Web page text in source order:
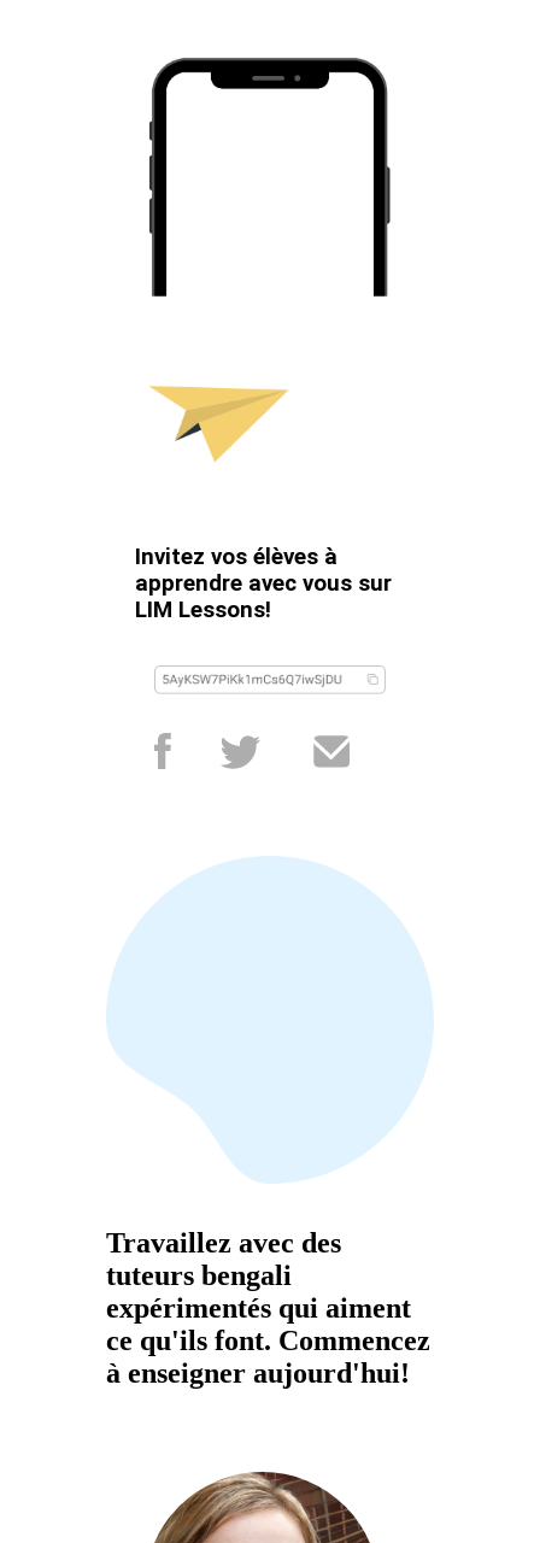
Invitez vos élèves à
apprendre avec vous sur
LIM Lessons!
Travaillez avec des
tuteurs bengali
expérimentés qui aiment
ce qu'ils font. Commencez
à enseigner aujourd'hui!